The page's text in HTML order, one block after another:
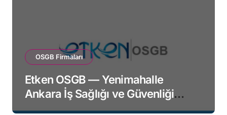
OSGB Firmaları
Etken OSGB — Yenimahalle
Ankara İş Sağlığı ve Güvenliği
Firması